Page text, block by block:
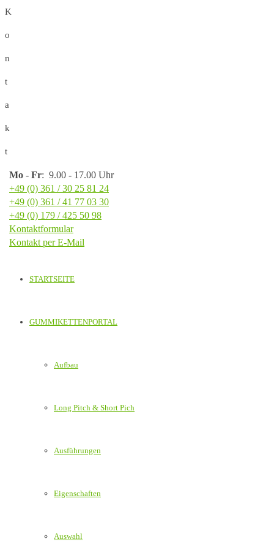
K
o
n
t
a
k
t
Mo - Fr: 9.00 - 17.00 Uhr
+49 (0) 361 / 30 25 81 24
+49 (0) 361 / 41 77 03 30
+49 (0) 179 / 425 50 98
Kontaktformular
Kontakt per E-Mail
STARTSEITE
GUMMIKETTENPORTAL
Aufbau
Long Pitch & Short Pich
Ausführungen
Eigenschaften
Auswahl